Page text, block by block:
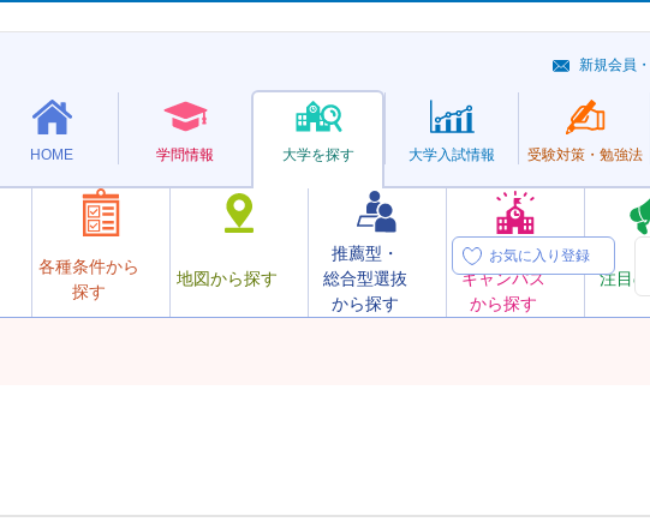
HOME 学問情報 大学を探す
各種条件から
探す
地図から探す
推薦型・
総合型選抜
から探す
オープン
キャンパス
から探す
注目
大学入試情報 受験対策・ 勉強法
新規会員
お気に入り登録